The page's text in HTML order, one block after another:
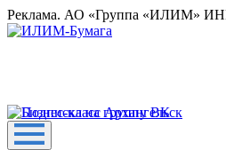
Реклама. АО «Группа «ИЛИМ»